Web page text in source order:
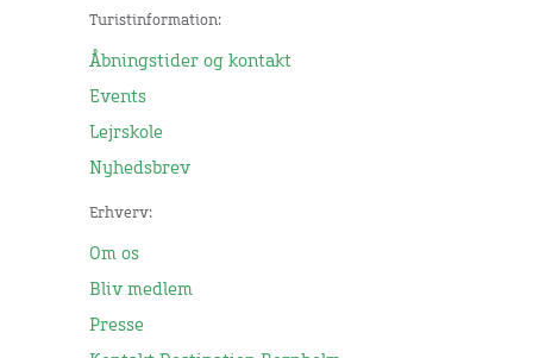
Turistinformation:
Åbningstider og kontakt
Events
Lejrskole
Nyhedsbrev
Erhverv:
Om os
Bliv medlem
Presse